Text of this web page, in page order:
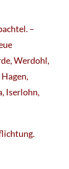
–
Werdohl,
Iserlohn,